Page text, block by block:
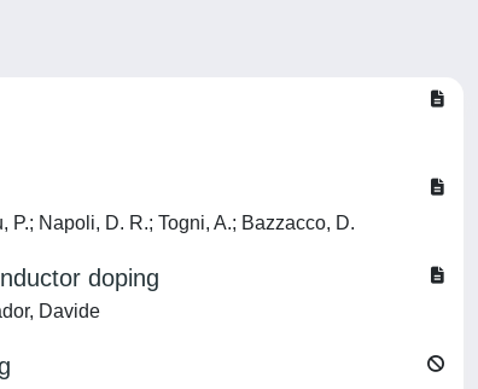
Napoli, D. R.; Togni, A.; Bazzacco, D.
doping
Davide